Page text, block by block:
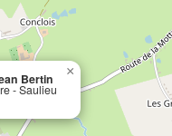
Bertin
- Saulieu
×